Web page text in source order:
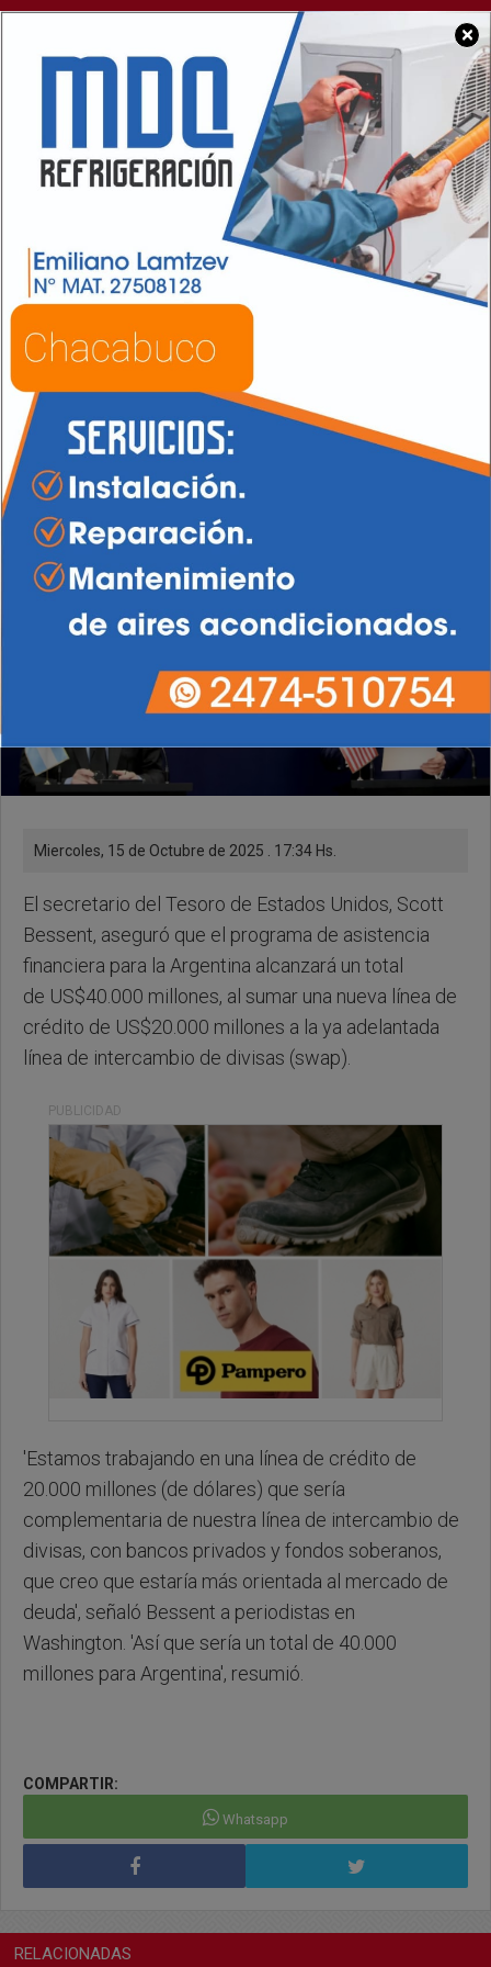
×
EE.UU. anunció que la
asistencia financiera
para la Argentina
llegaría a US$40.000
millones
Miercoles, 15 de Octubre de 2025 . 17:34 Hs.
El secretario del Tesoro de Estados Unidos, Scott
Bessent, aseguró que el programa de asistencia
financiera para la Argentina alcanzará un total
de US$40.000 millones, al sumar una nueva línea de
crédito de US$20.000 millones a la ya adelantada
línea de intercambio de divisas (swap).
PUBLICIDAD
'Estamos trabajando en una línea de crédito de
20.000 millones (de dólares) que sería
complementaria de nuestra línea de intercambio de
divisas, con bancos privados y fondos soberanos,
que creo que estaría más orientada al mercado de
deuda', señaló Bessent a periodistas en
Washington. 'Así que sería un total de 40.000
millones para Argentina', resumió.
COMPARTIR:
Whatsapp
RELACIONADAS